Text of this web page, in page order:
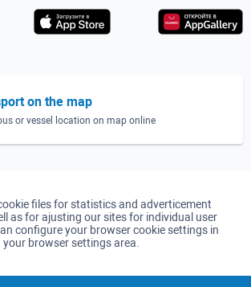
on the map
or vessel location on map online
files for statistics and adverticement
as for ajusting our sites for individual user
configure your browser cookie settings in
your browser settings area.